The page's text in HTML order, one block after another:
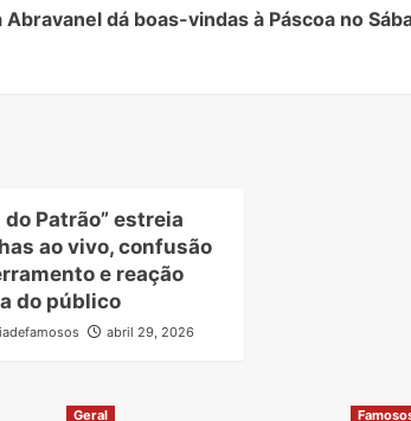
Abravanel dá boas-vindas à Páscoa no
do Patrão” estreia
ao vivo, confusão
e reação
do público
abril 29, 2026
Geral